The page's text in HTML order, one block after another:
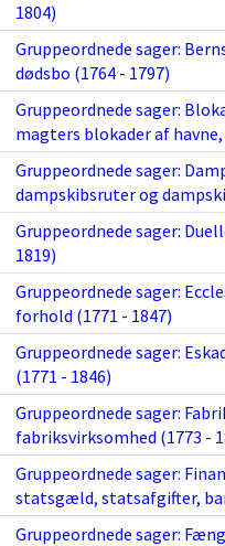
1804)
Gruppeordnede sager:
dødsbo (1764 - 1797)
Gruppeordnede sager:
magters blokader af havne,
Gruppeordnede sager:
dampskibsruter og
Gruppeordnede sager:
1819)
Gruppeordnede sager:
forhold (1771 - 1847)
Gruppeordnede sager:
(1771 - 1846)
Gruppeordnede sager:
fabriksvirksomhed (1773 -
Gruppeordnede sager:
statsgæld, statsafgifter,
Gruppeordnede sager: